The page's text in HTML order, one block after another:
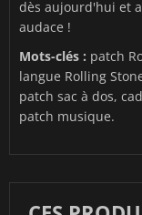
dès aujourd'hui et
audace !
Mots-clés : patch
langue Rolling
patch sac à dos,
patch musique.